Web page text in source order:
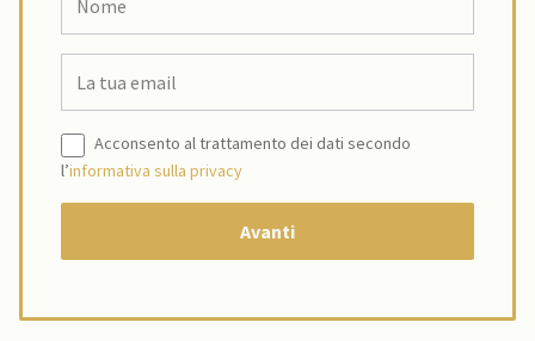
Acconsento al trattamento dei dati secondo
l’informativa sulla privacy